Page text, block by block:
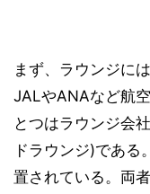
まず、ラウンジに
JALやANAなど航
とつはラウンジ会
ドラウンジ)である
置されている。両